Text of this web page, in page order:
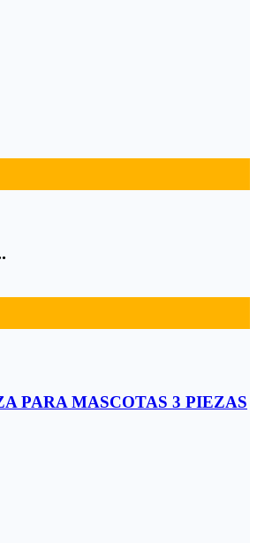
PARA MASCOTAS 3 PIEZAS